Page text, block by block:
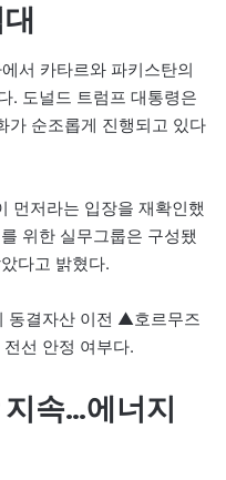
서 카타르와 파키스탄의
. 도널드 트럼프 대통령은
가 순조롭게 진행되고 있다
먼저라는 입장을 재확인했
위한 실무그룹은 구성됐
다고 밝혔다.
동결자산 이전 ▲호르무즈
선 안정 여부다.
속…에너지